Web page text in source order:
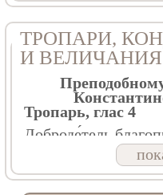
ТРОПАРИ,
И ВЕЛИЧАНИЯ
Тропарь, глас 4
Доброде́тель
пости́гла еси́,/
чи́стое,/ и Свята́го
отню́дуже